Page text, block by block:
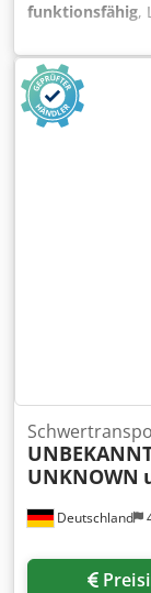
funktionsfähig,
Eeyoa Zustand:
Zustand
- 2-Achs-
Nutzlast 8000
starker
2m - -
- Breite innen
Ladehöhe
Deutschland
UNKNOWN